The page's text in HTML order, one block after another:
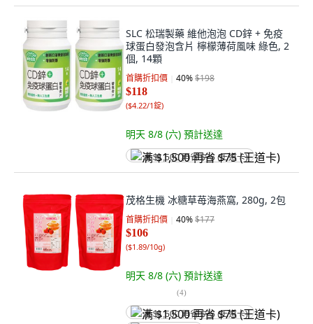
SLC 松瑞製藥 維他泡泡 CD鋅 + 免疫
球蛋白發泡含片 檸檬薄荷風味 綠色, 2
個, 14顆
首購折扣價 40%$198
$118
($4.22/1錠)
明天 8/8 (六) 預計送達
满 $1,500 再省 $75 (王道卡)
茂格生機 冰糖草苺海燕窩, 280g, 2包
首購折扣價 40%$177
$106
($1.89/10g)
明天 8/8 (六) 預計送達
(4)
满 $1,500 再省 $75 (王道卡)